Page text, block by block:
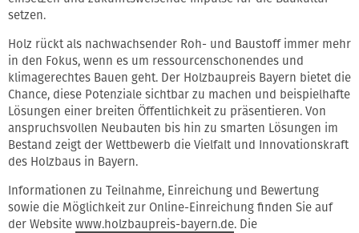
setzen.
Holz rückt als nachwachsender Roh- und Baustoff immer mehr
in den Fokus, wenn es um ressourcenschonendes und
klimagerechtes Bauen geht. Der Holzbaupreis Bayern bietet die
Chance, diese Potenziale sichtbar zu machen und beispielhafte
Lösungen einer breiten Öffentlichkeit zu präsentieren. Von
anspruchsvollen Neubauten bis hin zu smarten Lösungen im
Bestand zeigt der Wettbewerb die Vielfalt und Innovationskraft
des Holzbaus in Bayern.
Informationen zu Teilnahme, Einreichung und Bewertung
sowie die Möglichkeit zur Online-Einreichung finden Sie auf
der Website www.holzbaupreis-bayern.de. Die